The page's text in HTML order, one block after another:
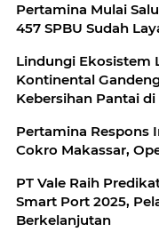
Pertamina Mulai
457 SPBU Sudah
Lindungi Ekosistem
Kontinental
Kebersihan Pantai
Pertamina Respons
Cokro Makassar,
PT Vale Raih
Smart Port 2025,
Berkelanjutan